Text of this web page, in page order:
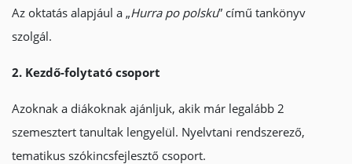
Az oktatás alapjául a „Hurra po polsku” című tankönyv
szolgál.
2. Kezdő-folytató csoport
Azoknak a diákoknak ajánljuk, akik már legalább 2
szemesztert tanultak lengyelül. Nyelvtani rendszerező,
tematikus szókincsfejlesztő csoport.